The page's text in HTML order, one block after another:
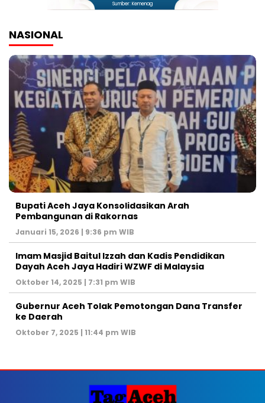
Sumber: Kemenag
NASIONAL
Bupati Aceh Jaya Konsolidasikan Arah
Pembangunan di Rakornas
Januari 15, 2026 | 9:36 pm WIB
Imam Masjid Baitul Izzah dan Kadis Pendidikan
Dayah Aceh Jaya Hadiri WZWF di Malaysia
Oktober 14, 2025 | 7:31 pm WIB
Gubernur Aceh Tolak Pemotongan Dana Transfer
ke Daerah
Oktober 7, 2025 | 11:44 pm WIB